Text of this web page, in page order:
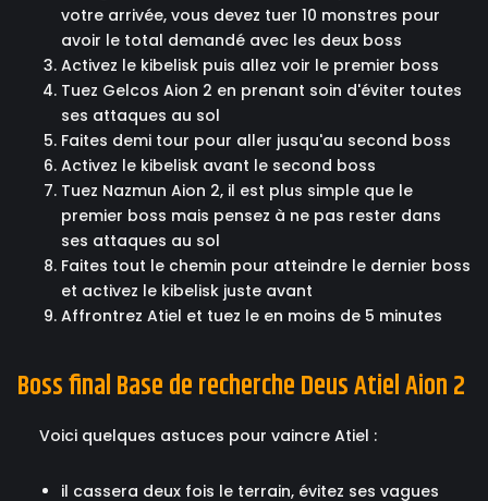
votre arrivée, vous devez tuer 10 monstres pour
avoir le total demandé avec les deux boss
Activez le kibelisk puis allez voir le premier boss
Tuez Gelcos Aion 2 en prenant soin d'éviter toutes
ses attaques au sol
Faites demi tour pour aller jusqu'au second boss
Activez le kibelisk avant le second boss
Tuez Nazmun Aion 2, il est plus simple que le
premier boss mais pensez à ne pas rester dans
ses attaques au sol
Faites tout le chemin pour atteindre le dernier boss
et activez le kibelisk juste avant
Affrontrez Atiel et tuez le en moins de 5 minutes
Boss final Base de recherche Deus Atiel Aion 2
Voici quelques astuces pour vaincre Atiel :
il cassera deux fois le terrain, évitez ses vagues